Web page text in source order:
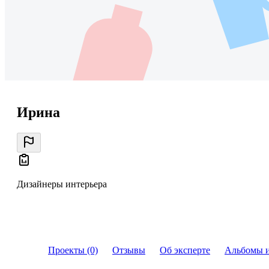
Ирина
Дизайнеры интерьера
Проекты (0) Отзывы Об эксперте Альбомы